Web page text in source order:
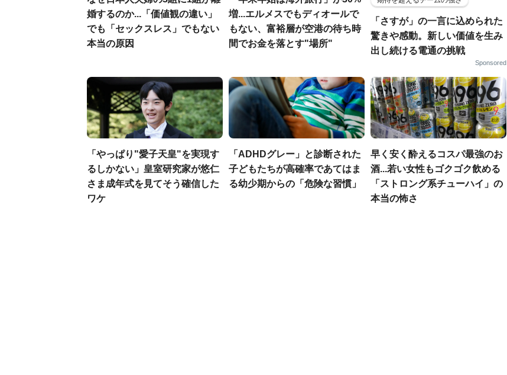
婚するのか...「価値観の違い」
でも「セックスレス」でもない
本当の原因
増...エルメスでもディオールで
もない、富裕層が空港の待ち時
間でお金を落とす"場所"
「さすが」の一言に込められた
驚きや感動。新しい価値を生み
出し続ける電通の挑戦
Sponsored
「やっぱり"愛子天皇"を実現す
るしかない」皇室研究家が悠仁
さま成年式を見てそう確信した
ワケ
「ADHDグレー」と診断された
子どもたちが高確率であてはま
る幼少期からの「危険な習慣」
早く安く酔えるコスパ最強のお
酒...若い女性もゴクゴク飲める
「ストロング系チューハイ」の
本当の怖さ